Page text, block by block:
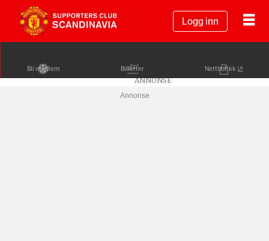
Logg inn
Bli medlem Billetter Nettbutikk
Annonse